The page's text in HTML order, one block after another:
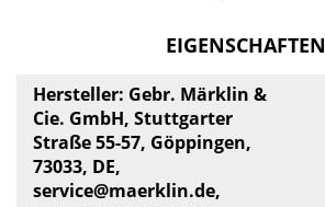
EIGENSCHAFTEN
Hersteller: Gebr. Märklin &
Cie. GmbH, Stuttgarter
Straße 55-57, Göppingen,
73033, DE,
service@maerklin.de,